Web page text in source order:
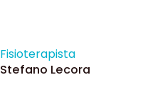
Fisioterapista
Stefano Lecora